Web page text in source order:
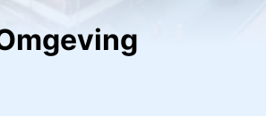
Omgeving